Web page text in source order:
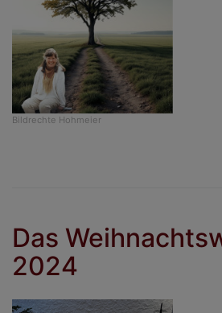
Bildrechte Hohmeier
Das
2024